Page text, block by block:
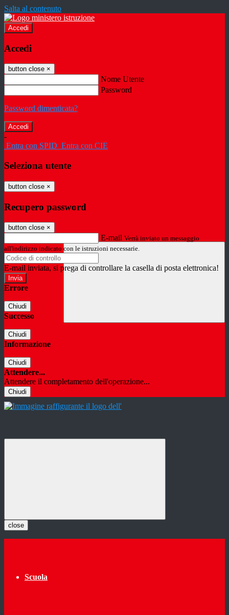
Salta al contenuto
Accedi
Accedi
button close ×
Nome Utente
Password
Password dimenticata?
-
Entra con SPID Entra con CIE
Seleziona utente
button close ×
Recupero password
button close ×
E-mail Verrà inviato un messaggio
all'indirizzo indicato con le istruzioni necessarie.
E-mail inviata, si prega di controllare la casella di posta elettronica!
Errore
Chiudi
Successo
Chiudi
Informazione
Chiudi
Attendere...
Attendere il completamento dell'operazione...
Chiudi
close
Scuola